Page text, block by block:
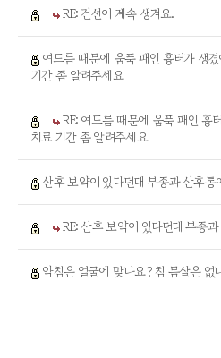
RE: 건선이 계속 생겨요.
여드름 때문에 움푹 패인 흉터가 생
기간 좀 알려주세요
RE: 여드름 때문에 움푹 패인 흉
치료 기간 좀 알려주세요
산후 보약이 있다던대 부종과 산후
RE: 산후 보약이 있다던대 부종
약침은 얼굴에 맞나요? 침 몸살은 없